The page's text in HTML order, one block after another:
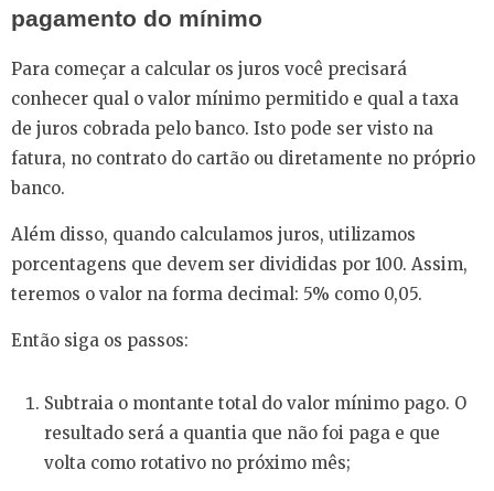
pagamento do mínimo
Para começar a calcular os juros você precisará
conhecer qual o valor mínimo permitido e qual a taxa
de juros cobrada pelo banco. Isto pode ser visto na
fatura, no contrato do cartão ou diretamente no próprio
banco.
Além disso, quando calculamos juros, utilizamos
porcentagens que devem ser divididas por 100. Assim,
teremos o valor na forma decimal: 5% como 0,05.
Então siga os passos:
Subtraia o montante total do valor mínimo pago. O
resultado será a quantia que não foi paga e que
volta como rotativo no próximo mês;